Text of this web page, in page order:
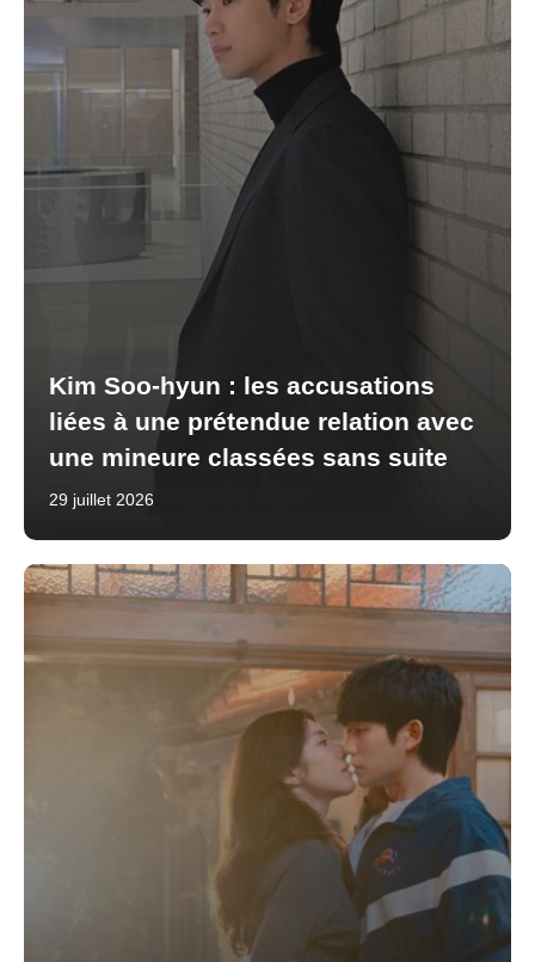
Kim Soo-hyun : les accusations
liées à une prétendue relation avec
une mineure classées sans suite
29 juillet 2026